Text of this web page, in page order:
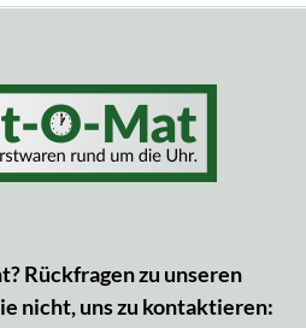
Rückfragen zu unseren
nicht, uns zu kontaktieren: